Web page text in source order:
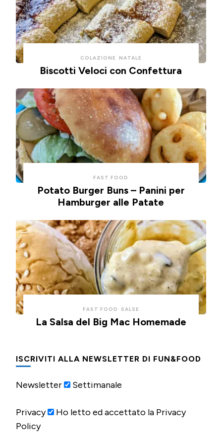
COLAZIONE NATALE
Biscotti Veloci con Confettura
FAST FOOD
Potato Burger Buns – Panini per
Hamburger alle Patate
FAST FOOD SALSE
La Salsa del Big Mac Homemade
ISCRIVITI ALLA NEWSLETTER DI FUN&FOOD
Newsletter Settimanale
Privacy
Ho letto ed accettato la Privacy
Policy